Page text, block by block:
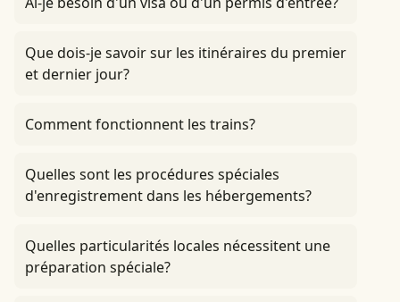
Que dois-je savoir sur les itinéraires du premier
et dernier jour?
Comment fonctionnent les trains?
Quelles sont les procédures spéciales
d'enregistrement dans les hébergements?
Quelles particularités locales nécessitent une
préparation spéciale?